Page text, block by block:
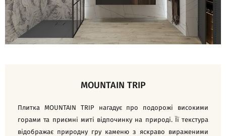
MOUNTAIN TRIP
Плитка MOUNTAIN TRIP нагадує про подорожі високими
горами та приємні миті відпочинку на природі. Її текстура
відображає природну гру каменю з яскраво вираженими